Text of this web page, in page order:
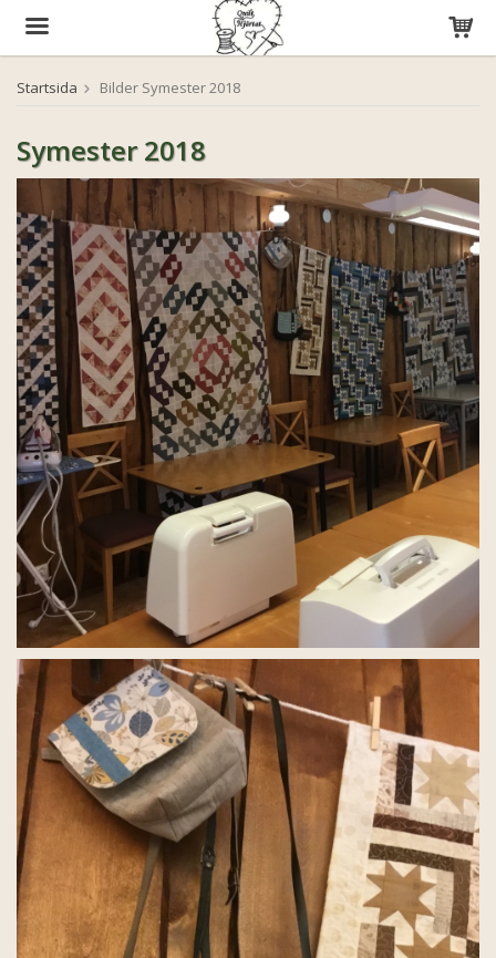
Produkten har blivit tillagd i varukorgen
Startsida Bilder Symester 2018
Symester 2018